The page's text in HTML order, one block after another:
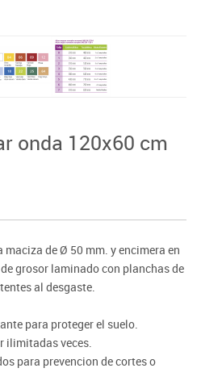
onda 120x60 cm
maciza de Ø 50 mm. y encimera en
grosor laminado con planchas de
al desgaste.
para proteger el suelo.
ilimitadas veces.
para prevencion de cortes o